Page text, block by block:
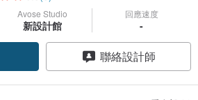
Avose Studio
新設計館
回應速度
-
聯絡設計師